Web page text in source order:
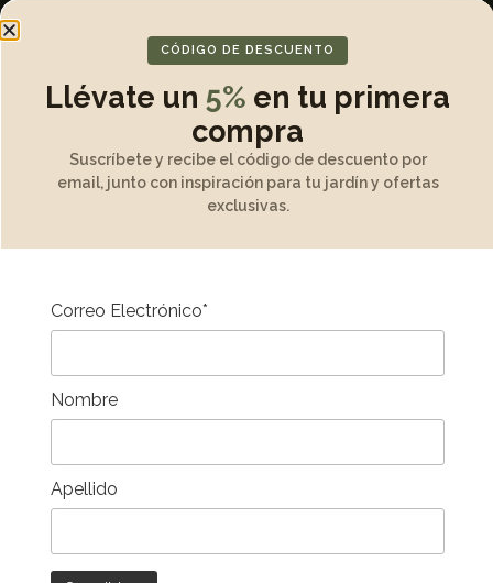
Politique de remboursement
Contact
Informations juridiques
Modalités et conditions
Politique sur les cookies
Mobilier d’extérieur et jardin
Salles à manger extérieures
Accessoires extérieurs
CÓDIGO DE DESCUENTO
Llévate un 5% en tu primera
compra
Suscríbete y recibe el código de descuento por
email, junto con inspiración para tu jardín y ofertas
exclusivas.
Correo Electrónico*
Nombre
Apellido